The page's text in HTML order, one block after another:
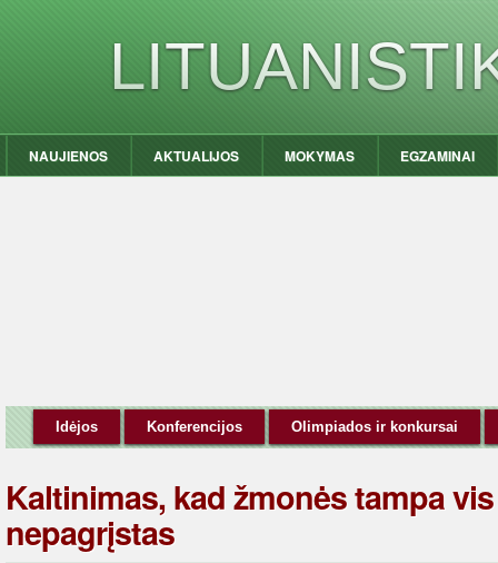
NAUJIENOS AKTUALIJOS MOKYMAS EGZAMINAI
Idėjos Konferencijos Olimpiados ir konkursai
Kaltinimas, kad žmonės tampa
nepagrįstas